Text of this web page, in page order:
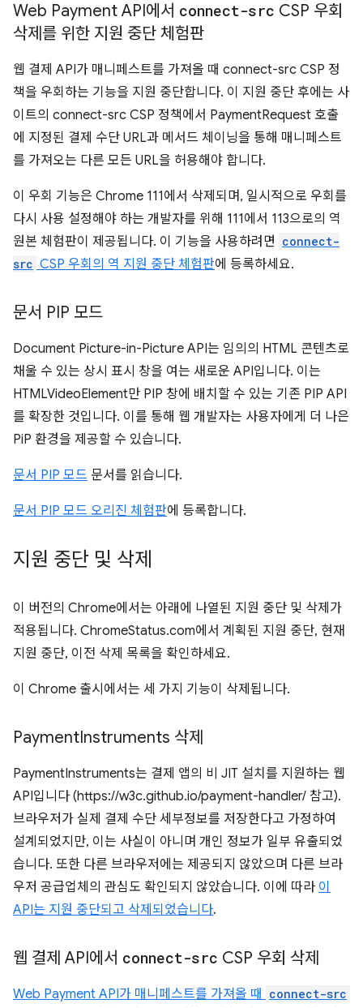
Web Payment API에서 connect-src CSP 우회
삭제를 위한 지원 중단 체험판
웹 결제 API가 매니페스트를 가져올 때 connect-src CSP 정
책을 우회하는 기능을 지원 중단합니다. 이 지원 중단 후에는 사
이트의 connect-src CSP 정책에서 PaymentRequest 호출
에 지정된 결제 수단 URL과 메서드 체이닝을 통해 매니페스트
를 가져오는 다른 모든 URL을 허용해야 합니다.
이 우회 기능은 Chrome 111에서 삭제되며, 일시적으로 우회를
다시 사용 설정해야 하는 개발자를 위해 111에서 113으로의 역
원본 체험판이 제공됩니다. 이 기능을 사용하려면 connect-
src CSP 우회의 역 지원 중단 체험판에 등록하세요.
문서 PIP 모드
Document Picture-in-Picture API는 임의의 HTML 콘텐츠로
채울 수 있는 상시 표시 창을 여는 새로운 API입니다. 이는
HTMLVideoElement만 PIP 창에 배치할 수 있는 기존 PIP API
를 확장한 것입니다. 이를 통해 웹 개발자는 사용자에게 더 나은
PiP 환경을 제공할 수 있습니다.
문서 PIP 모드 문서를 읽습니다.
문서 PIP 모드 오리진 체험판에 등록합니다.
지원 중단 및 삭제
이 버전의 Chrome에서는 아래에 나열된 지원 중단 및 삭제가
적용됩니다. ChromeStatus.com에서 계획된 지원 중단, 현재
지원 중단, 이전 삭제 목록을 확인하세요.
이 Chrome 출시에서는 세 가지 기능이 삭제됩니다.
PaymentInstruments 삭제
PaymentInstruments는 결제 앱의 비 JIT 설치를 지원하는 웹
API입니다 (https://w3c.github.io/payment-handler/ 참고).
브라우저가 실제 결제 수단 세부정보를 저장한다고 가정하여
설계되었지만, 이는 사실이 아니며 개인 정보가 일부 유출되었
습니다. 또한 다른 브라우저에는 제공되지 않았으며 다른 브라
우저 공급업체의 관심도 확인되지 않았습니다. 이에 따라 이
API는 지원 중단되고 삭제되었습니다.
웹 결제 API에서 connect-src CSP 우회 삭제
Web Payment API가 매니페스트를 가져올 때 connect-src